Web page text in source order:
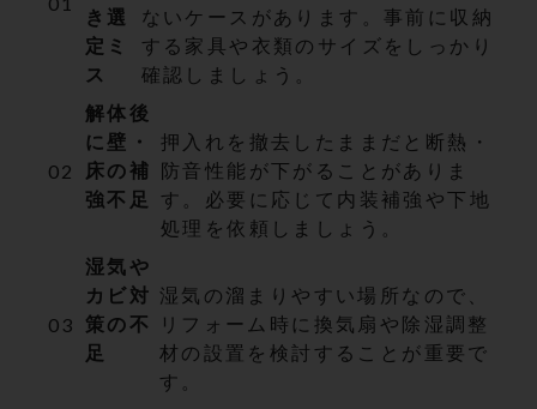
き選
定ミ
ス
ないケースがあります。事前に収納
する家具や衣類のサイズをしっかり
確認しましょう。
解体後
に壁・
床の補
強不足
押入れを撤去したままだと断熱・
防音性能が下がることがありま
す。必要に応じて内装補強や下地
処理を依頼しましょう。
湿気や
カビ対
策の不
足
湿気の溜まりやすい場所なので、
リフォーム時に換気扇や除湿調整
材の設置を検討することが重要で
す。